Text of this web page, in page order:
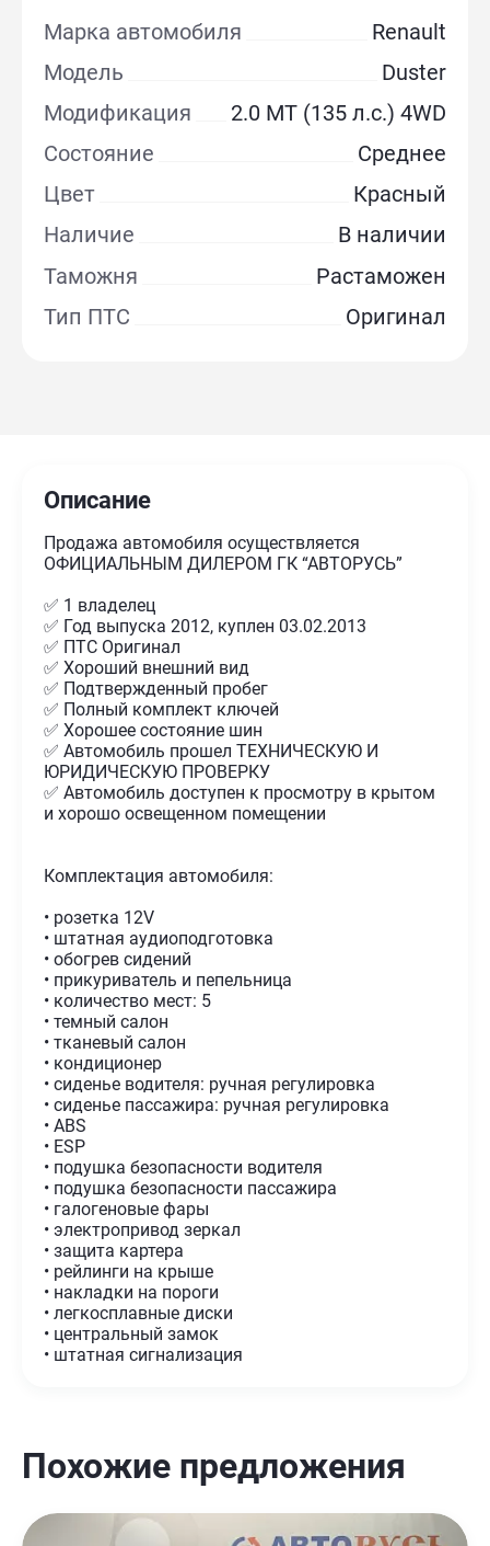
Марка автомобиля
Renault
Модель
Duster
Модификация
2.0 MT (135 л.с.) 4WD
Состояние
Среднее
Цвет
Красный
Наличие
В наличии
Таможня
Растаможен
Тип ПТС
Оригинал
Описание
Продажа автомобиля осуществляется
ОФИЦИАЛЬНЫМ ДИЛЕРОМ ГК “АВТОРУСЬ”
✅ 1 владелец
✅ Год выпуска 2012, куплен 03.02.2013
✅ ПТС Оригинал
✅ Хороший внешний вид
✅ Подтвержденный пробег
✅ Полный комплект ключей
✅ Хорошее состояние шин
✅ Автомобиль прошел ТЕХНИЧЕСКУЮ И
ЮРИДИЧЕСКУЮ ПРОВЕРКУ
✅ Автомобиль доступен к просмотру в крытом
и хорошо освещенном помещении
Комплектация автомобиля:
• розетка 12V
• штатная аудиоподготовка
• обогрев сидений
• прикуриватель и пепельница
• количество мест: 5
• темный салон
• тканевый салон
• кондиционер
• сиденье водителя: ручная регулировка
• сиденье пассажира: ручная регулировка
• ABS
• ESP
• подушка безопасности водителя
• подушка безопасности пассажира
• галогеновые фары
• электропривод зеркал
• защита картера
• рейлинги на крыше
• накладки на пороги
• легкосплавные диски
• центральный замок
• штатная сигнализация
Похожие предложения